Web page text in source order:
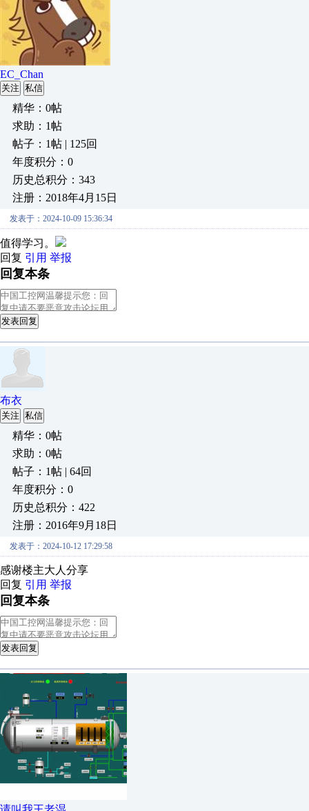
EC_Chan
关注 私信
精华：0帖
求助：1帖
帖子：1帖 | 125回
年度积分：0
历史总积分：343
注册：2018年4月15日
发表于：2024-10-09 15:36:34
值得学习。
回复 引用 举报
回复本条
发表回复
布衣
关注 私信
精华：0帖
求助：0帖
帖子：1帖 | 64回
年度积分：0
历史总积分：422
注册：2016年9月18日
发表于：2024-10-12 17:29:58
感谢楼主大人分享
回复 引用 举报
回复本条
发表回复